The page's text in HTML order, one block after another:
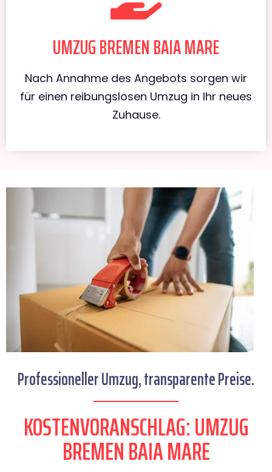
UMZUG BREMEN BAIA MARE
Nach Annahme des Angebots sorgen wir
für einen reibungslosen Umzug in Ihr neues
Zuhause.
Professioneller Umzug, transparente Preise.
KOSTENVORANSCHLAG: UMZUG
BREMEN BAIA MARE